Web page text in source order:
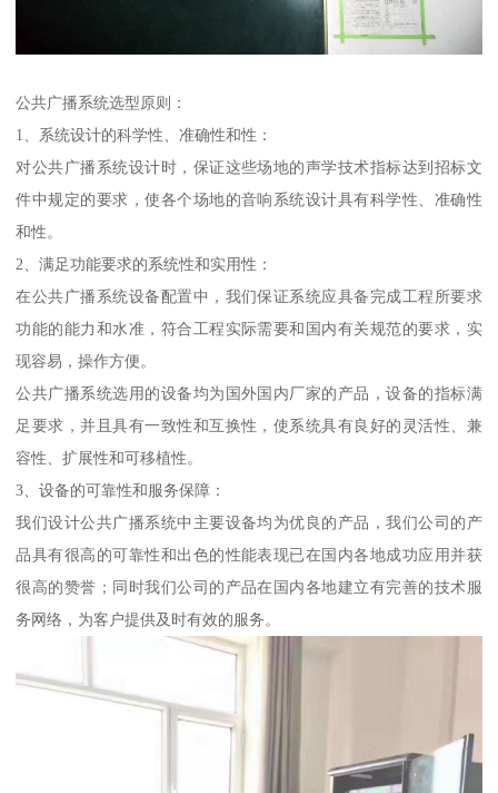
公共广播系统选型原则：
1、系统设计的科学性、准确性和性：
对公共广播系统设计时，保证这些场地的声学技术指标达到招标文
件中规定的要求，使各个场地的音响系统设计具有科学性、准确性
和性。
2、满足功能要求的系统性和实用性：
在公共广播系统设备配置中，我们保证系统应具备完成工程所要求
功能的能力和水准，符合工程实际需要和国内有关规范的要求，实
现容易，操作方便。
公共广播系统选用的设备均为国外国内厂家的产品，设备的指标满
足要求，并且具有一致性和互换性，使系统具有良好的灵活性、兼
容性、扩展性和可移植性。
3、设备的可靠性和服务保障：
我们设计公共广播系统中主要设备均为优良的产品，我们公司的产
品具有很高的可靠性和出色的性能表现已在国内各地成功应用并获
很高的赞誉；同时我们公司的产品在国内各地建立有完善的技术服
务网络，为客户提供及时有效的服务。